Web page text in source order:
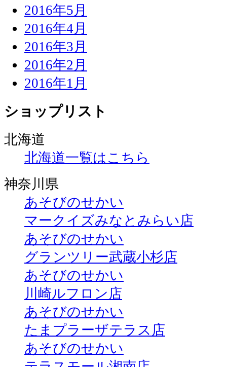
2016年5月
2016年4月
2016年3月
2016年2月
2016年1月
ショップリスト
北海道
北海道一覧はこちら
神奈川県
あそびのせかい
マークイズみなとみらい店
あそびのせかい
グランツリー武蔵小杉店
あそびのせかい
川崎ルフロン店
あそびのせかい
たまプラーザテラス店
あそびのせかい